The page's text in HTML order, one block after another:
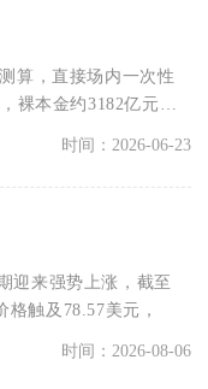
算，直接场内一次性
裸本金约3182亿元人
时间：2026-06-23
迎来强势上涨，截至
格触及78.57美元，
时间：2026-08-06